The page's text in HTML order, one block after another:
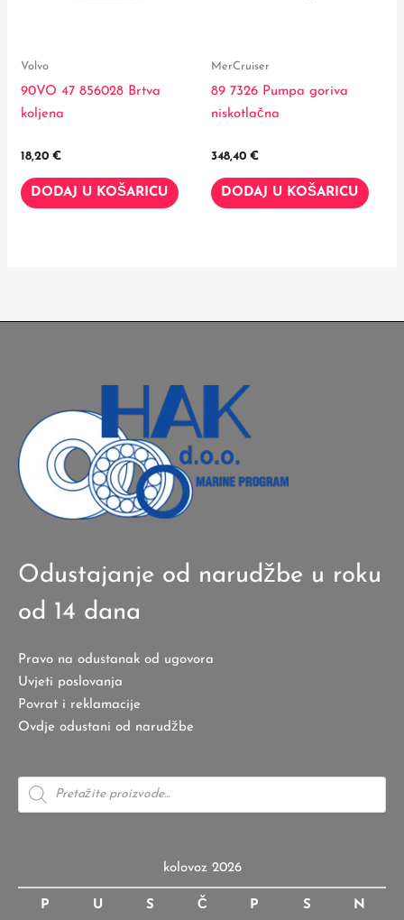
Volvo
90VO 47 856028 Brtva
koljena
18,20€
DODAJ U KOŠARICU
MerCruiser
89 7326 Pumpa goriva
niskotlačna
348,40 €
DODAJ U KOŠARICU
Odustajanje od narudžbe u roku
od 14 dana
Pravo na odustanak od ugovora
Uvjeti poslovanja
Povrat i reklamacije
Ovdje odustani od narudžbe
Products
search
kolovoz 2026
P U S Č P S N